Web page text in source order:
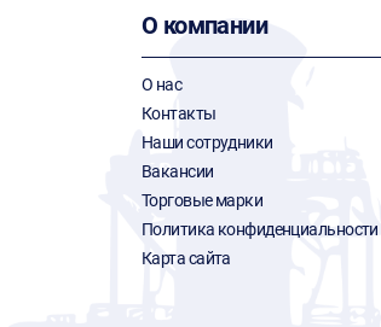
О компании
О нас
Контакты
Наши сотрудники
Вакансии
Торговые марки
Политика конфиденциальности
Карта сайта